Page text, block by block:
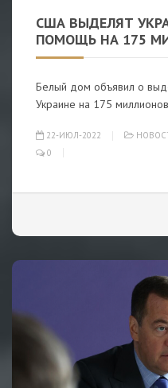
США ВЫДЕЛЯТ
ПОМОЩЬ НА 175
Белый дом объявил о
Украине на 175
22-ИЮЛ-2022
0